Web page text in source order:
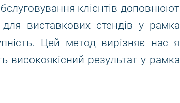
клієнтів
виставкових стендів у
Цей метод вирізняє нас
високоякісний результат у